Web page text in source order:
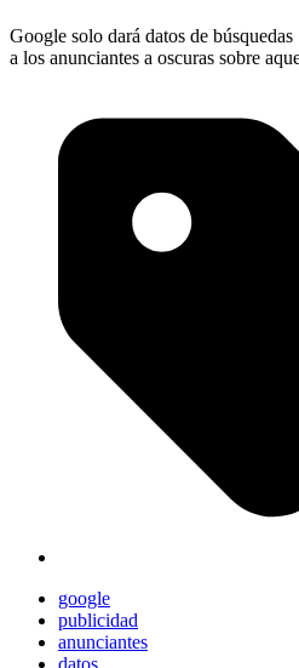
Google solo dará datos de
a los anunciantes a oscuras sobre
google
publicidad
anunciantes
datos